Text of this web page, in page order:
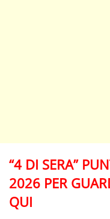
“4 DI SERA”
2026 PER
QUI